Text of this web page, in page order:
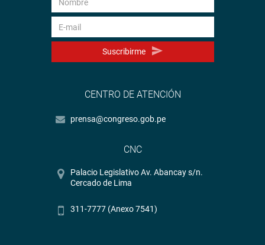
Suscribirme
CENTRO DE ATENCIÓN
prensa@congreso.gob.pe
CNC
Palacio Legislativo Av. Abancay s/n.
Cercado de Lima
311-7777 (Anexo 7541)